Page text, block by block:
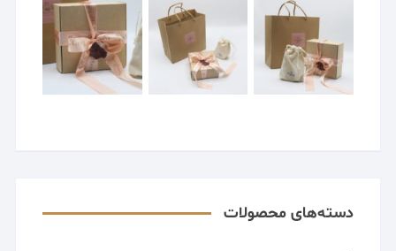
دسته‌های محصولات